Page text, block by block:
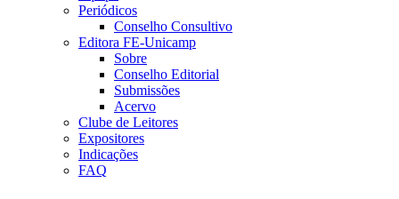
Periódicos
Conselho Consultivo
Editora FE-Unicamp
Sobre
Conselho Editorial
Submissões
Acervo
Clube de Leitores
Expositores
Indicações
FAQ